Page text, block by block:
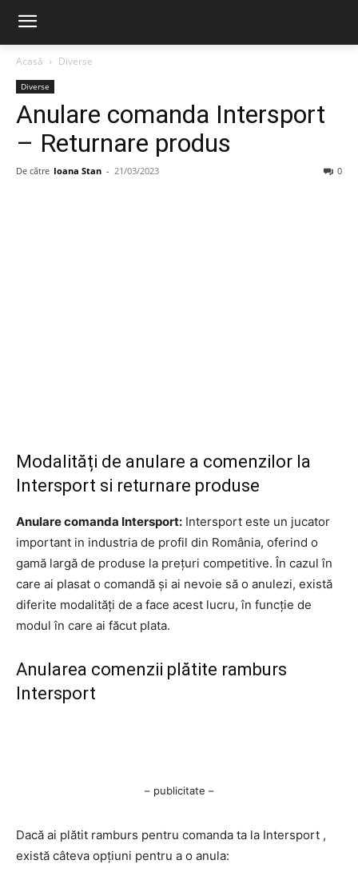
Acasă Diverse
Diverse
Anulare comanda Intersport
– Returnare produs
De către Ioana Stan - 21/03/2023 0
Modalități de anulare a comenzilor la
Intersport si returnare produse
Anulare comanda Intersport: Intersport este un jucator
important in industria de profil din România, oferind o
gamă largă de produse la prețuri competitive. În cazul în
care ai plasat o comandă și ai nevoie să o anulezi, există
diferite modalități de a face acest lucru, în funcție de
modul în care ai făcut plata.
Anularea comenzii plătite ramburs
Intersport
– publicitate –
Dacă ai plătit ramburs pentru comanda ta la Intersport ,
există câteva opțiuni pentru a o anula: